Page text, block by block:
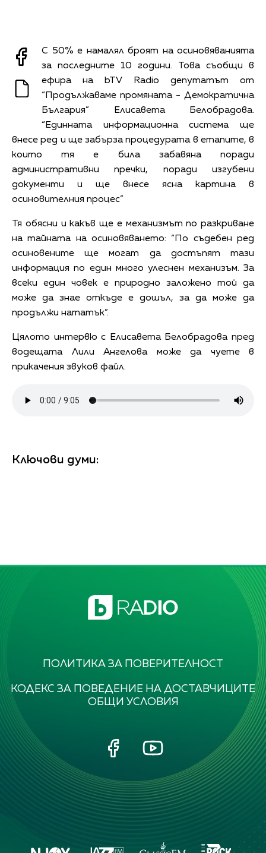
С 50% е намалял броят на осиновяванията
за последните 10 години. Това съобщи в
ефира на bTV Radio депутатът от
“Продължаваме промяната - Демократична
България” Елисавета Белобрадова.
“Единната информационна система ще
внесе ред и ще забърза процедурата в етапите, в
които тя е била забавяна поради
административни пречки, поради изгубени
документи и ще внесе ясна картина в
осиновителния процес”
Тя обясни и какъв ще е механизмът по разкриване
натайнатанаосиновяването:“По съдебен ред
осиновените ще могат да достъпят тази
информация по един много улеснен механизъм. За
всеки един човек е природно заложено той да
може да знае откъде е дошъл, за да може да
продължи нататък”.
Цялото интервю с Елисавета Белобрадова пред
водещата Лили Ангелова може да чуете в
прикачения звуков файл.
Ключови думи:
ПОЛИТИКА ЗА ПОВЕРИТЕЛНОСТ
КОДЕКС ЗА ПОВЕДЕНИЕ НА ДОСТАВЧИЦИТЕ
ОБЩИ УСЛОВИЯ